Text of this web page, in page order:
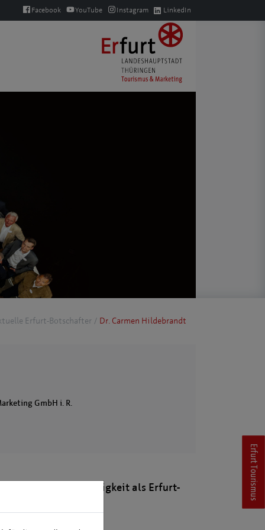
Facebook YouTube Instagram LinkedIn
Erfurt-Botschafter Dr. Carmen Hildebrandt
GmbH i. R.
Netzwerke & Tätigkeit als Erfurt-
Erfurt Tourismus